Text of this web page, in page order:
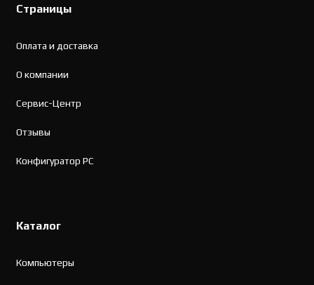
Страницы
Оплата и доставка
О компании
Сервис-Центр
Отзывы
Конфигуратор PC
Каталог
Компьютеры